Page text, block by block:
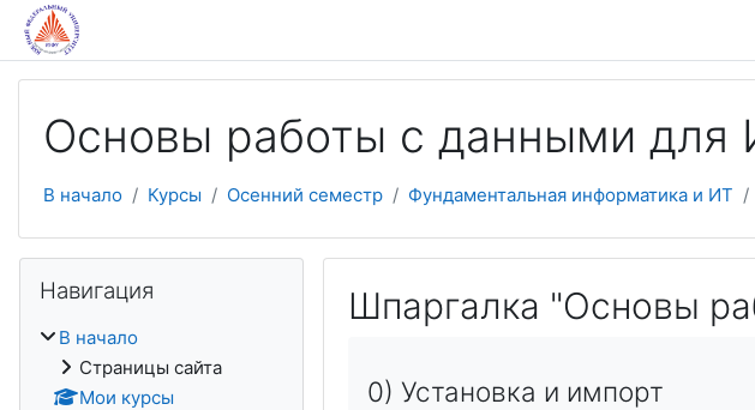
Перейти к основному содержанию
Основы работы с данными для
В начало Курсы Осенний семестр Фундаментальная информатика и ИТ
Шпаргалка "Основы
0) Установка и импорт
Навигация
В начало
Страницы сайта
Мои курсы